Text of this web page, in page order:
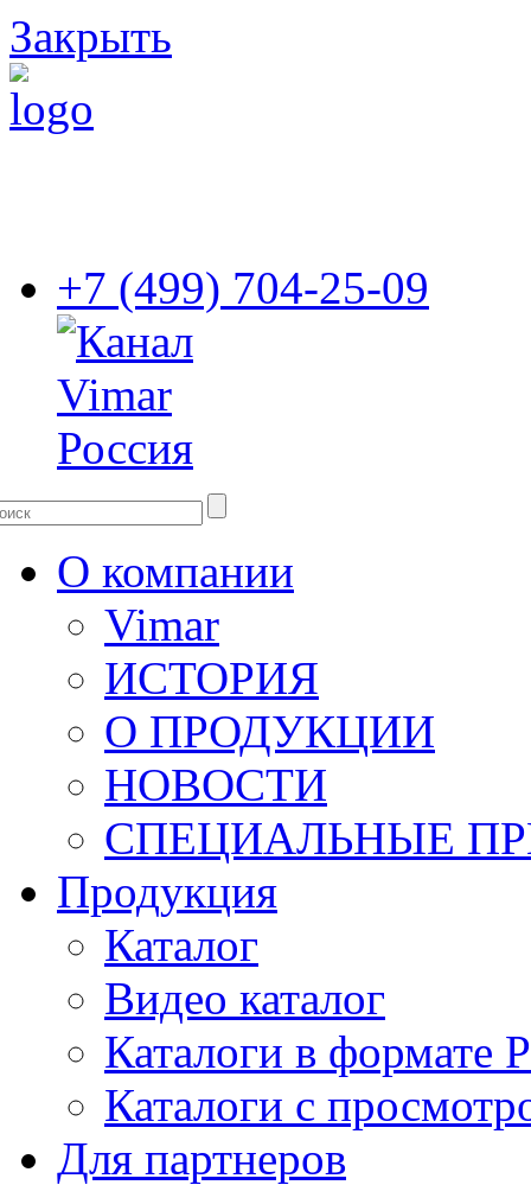
Закрыть
+7 (499) 704-25-09
О компании
Vimar
ИСТОРИЯ
О ПРОДУКЦИИ
НОВОСТИ
СПЕЦИАЛЬНЫЕ
Продукция
Каталог
Видео каталог
Каталоги в формате
Каталоги с
Для партнеров